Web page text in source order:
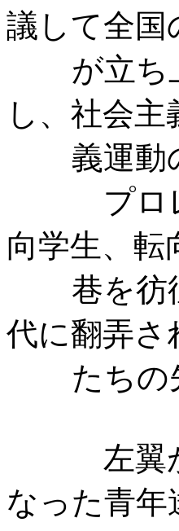
議して全国
が立ち
し、社会主
義運動
プロ
向学生、転
巷を彷
代に翻弄さ
たちの
左翼
なった青年